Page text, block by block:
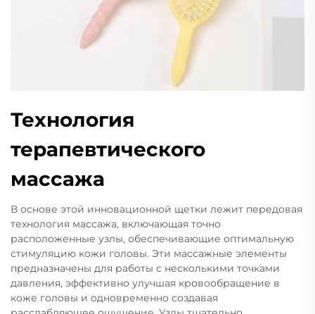
Технология
терапевтического
массажа
В основе этой инновационной щетки лежит передовая
технология массажа, включающая точно
расположенные узлы, обеспечивающие оптимальную
стимуляцию кожи головы. Эти массажные элементы
предназначены для работы с несколькими точками
давления, эффективно улучшая кровообращение в
коже головы и одновременно создавая